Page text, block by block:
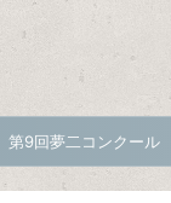
第9回夢二コンクール